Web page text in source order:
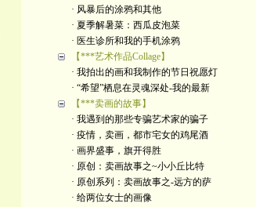
· 风暴后的涂鸦和其他
· 夏季解暑菜：西瓜皮泡菜
· 医生诊所和我的手机涂鸦
【***艺术作品Collage】
· 我拍出的画和我制作的节日祝愿灯
· “希望”栖息在灵魂深处-我的最新
【***卖画的故事】
· 我遇到的那些专骗艺术家的骗子
· 疫情，卖画，都市宅女的鸡尾酒
· 画界盛事，旗开得胜
· 原创：卖画故事之~小小丘比特
· 原创系列：卖画故事之-远方的萨
· 给两位女士的画像